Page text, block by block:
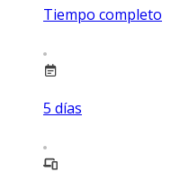
Tiempo completo
5 días